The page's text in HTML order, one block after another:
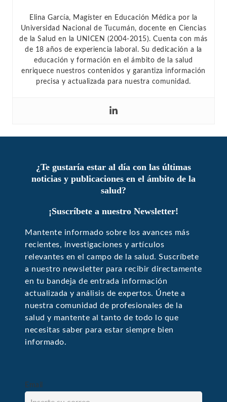
Elina García, Magíster en Educación Médica por la
Universidad Nacional de Tucumán, docente en Ciencias
de la Salud en la UNICEN (2004-2015). Cuenta con más
de 18 años de experiencia laboral. Su dedicación a la
educación y formación en el ámbito de la salud
enriquece nuestros contenidos y garantiza información
precisa y actualizada para nuestra comunidad.
¿Te gustaría estar al día con las últimas
noticias y publicaciones en el ámbito de la
salud?
¡Suscríbete a nuestro Newsletter!
Mantente informado sobre los avances más
recientes, investigaciones y artículos
relevantes en el campo de la salud. Suscríbete
a nuestro newsletter para recibir directamente
en tu bandeja de entrada información
actualizada y análisis de expertos. Únete a
nuestra comunidad de profesionales de la
salud y mantente al tanto de todo lo que
necesitas saber para estar siempre bien
informado.
Email